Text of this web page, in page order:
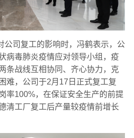
公司复工的影响时，冯鹤表示，公
病毒肺炎疫情应对领导小组，疫
条战线互相协同、齐心协力，克
难，公司于2月17日正式复工复
率100%，在保证安全生产的前提
清工厂复工后产量较疫情前增长